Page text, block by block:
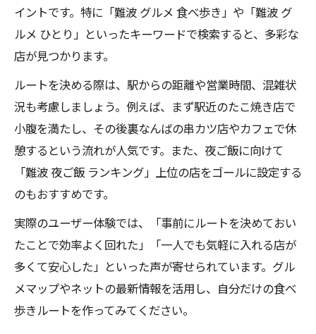
イントです。特に「難波 グルメ 食べ歩き」や「難波 グ
ルメ ひとり」といったキーワードで検索すると、多彩な
店が見つかります。
ルートを決める際は、駅からの距離や営業時間、混雑状
況も考慮しましょう。例えば、まず駅近のたこ焼き店で
小腹を満たし、その後裏なんばの串カツ店やカフェで休
憩するという流れが人気です。また、夜ご飯に向けて
「難波 夜ご飯 ランキング」上位の店をゴールに設定する
のもおすすめです。
実際のユーザー体験では、「事前にルートを決めておい
たことで効率よく回れた」「一人でも気軽に入れる店が
多くて安心した」といった声が寄せられています。グル
メマップやネットの最新情報を活用し、自分だけの食べ
歩きルートを作ってみてください。